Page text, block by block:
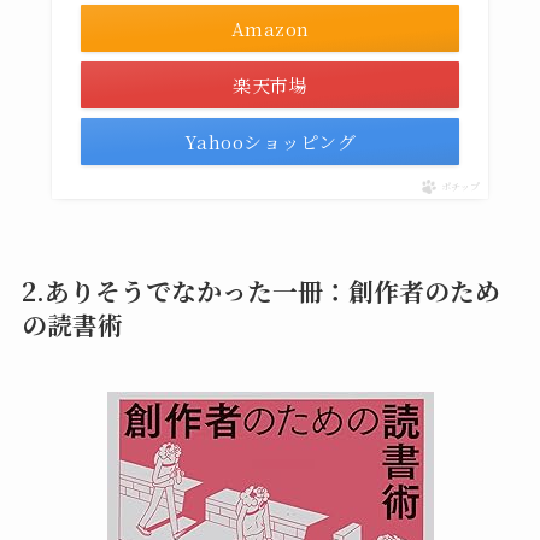
Amazon
楽天市場
Yahooショッピング
ポチップ
2.ありそうでなかった一冊：創作者のため
の読書術